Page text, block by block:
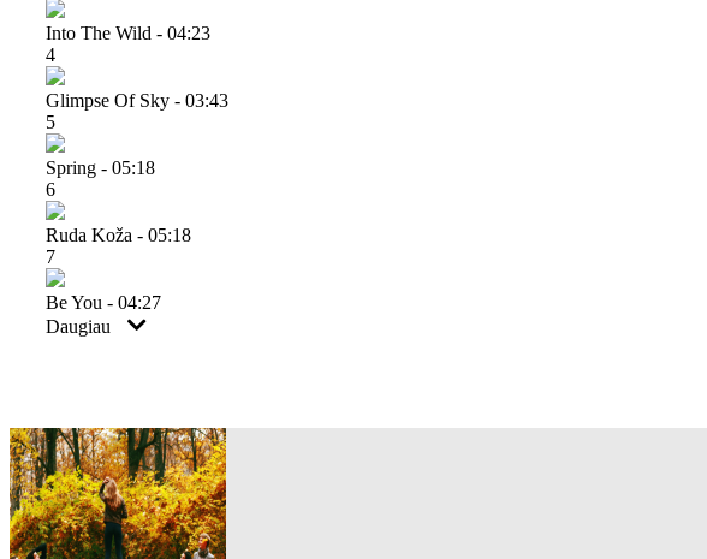
Into The Wild - 04:23
4
Glimpse Of Sky - 03:43
5
Spring - 05:18
6
Ruda Koža - 05:18
7
Be You - 04:27
Daugiau